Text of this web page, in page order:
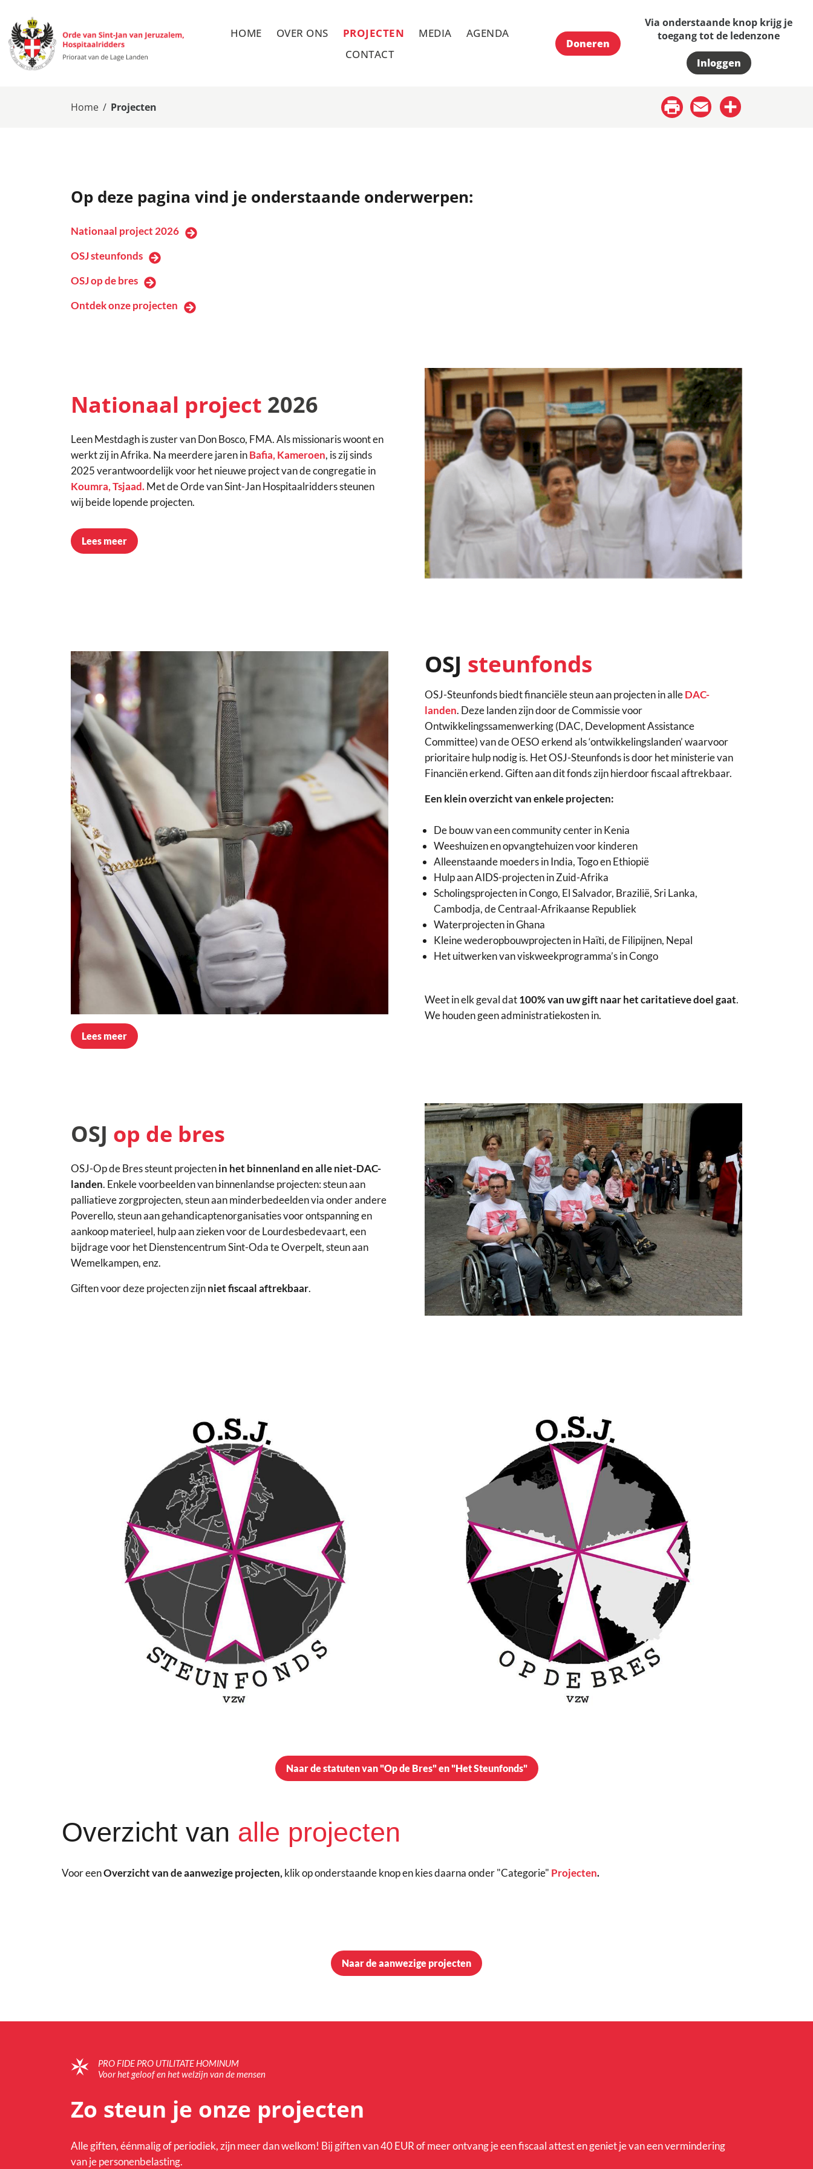
HOME OVER ONS PROJECTEN MEDIA
AGENDA
CONTACT
Via onderstaande knop krijg je
toegang tot de ledenzone
Inloggen
Doneren
Home / Projecten Email
Op deze pagina vind je onderstaande onderwerpen:
Nationaal project 2026
OSJ steunfonds
OSJ op de bres
Ontdek onze projecten
Nationaal project 2026
Leen Mestdagh is zuster van Don Bosco, FMA. Als missionaris woont en
werkt zij in Afrika. Na meerdere jaren inBafia, Kameroen, is zij sinds
2025 verantwoordelijk voor het nieuwe project van de congregatie in
Koumra, Tsjaad.Met de Orde van Sint-Jan Hospitaalridders steunen
wij beide lopende projecten.
Lees meer
OSJ steunfonds
OSJ-Steunfonds biedt financiële steun aan projecten in alleDAC-
landen. Deze landen zijn door de Commissie voor
Ontwikkelingssamenwerking (DAC, Development Assistance
Committee) van de OESO erkend als ‘ontwikkelingslanden’ waarvoor
prioritaire hulp nodig is. Het OSJ-Steunfonds is door het ministerie van
Financiën erkend. Giften aan dit fonds zijn hierdoor fiscaal aftrekbaar.
Een klein overzicht van enkele projecten:
De bouw van een community center in Kenia
Weeshuizen en opvangtehuizen voor kinderen
Alleenstaande moeders in India, Togo en Ethiopië
Hulp aan AIDS-projecten in Zuid-Afrika
Scholingsprojecten in Congo, El Salvador, Brazilië, Sri Lanka,
Cambodja, de Centraal-Afrikaanse Republiek
Waterprojecten in Ghana
Kleine wederopbouwprojecten in Haïti, de Filipijnen, Nepal
Het uitwerken van viskweekprogramma’s in Congo
Weet in elk geval dat100% van uw gift naar het caritatieve doel gaat.
We houden geen administratiekosten in.
Lees meer
OSJ op de bres
OSJ-Op de Bres steunt projectenin het binnenland en alle niet-DAC-
landen. Enkele voorbeelden van binnenlandse projecten: steun aan
palliatieve zorgprojecten, steun aan minderbedeelden via onder andere
Poverello, steun aan gehandicaptenorganisaties voor ontspanning en
aankoop materieel, hulp aan zieken voor de Lourdesbedevaart, een
bijdrage voor het Dienstencentrum Sint-Oda te Overpelt, steun aan
Wemelkampen, enz.
Giften voor deze projecten zijnniet fiscaal aftrekbaar.
Naar de statuten van "Op de Bres" en "Het Steunfonds"
Overzicht van alle projecten
Voor eenOverzicht van de aanwezige projecten, klik op onderstaande knop en kies daarna onder "Categorie" Projecten.
Naar de aanwezige projecten
PRO FIDE PRO UTILITATE HOMINUM
Voor het geloof en het welzijn van de mensen
Zo steun je onze projecten
Alle giften, éénmalig of periodiek, zijn meer dan welkom! Bij giften van 40 EUR of meer ontvang je een fiscaal attest en geniet je van een vermindering
van je personenbelasting.